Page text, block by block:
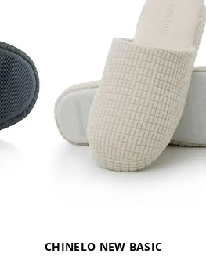
CHINELO NEW BASIC